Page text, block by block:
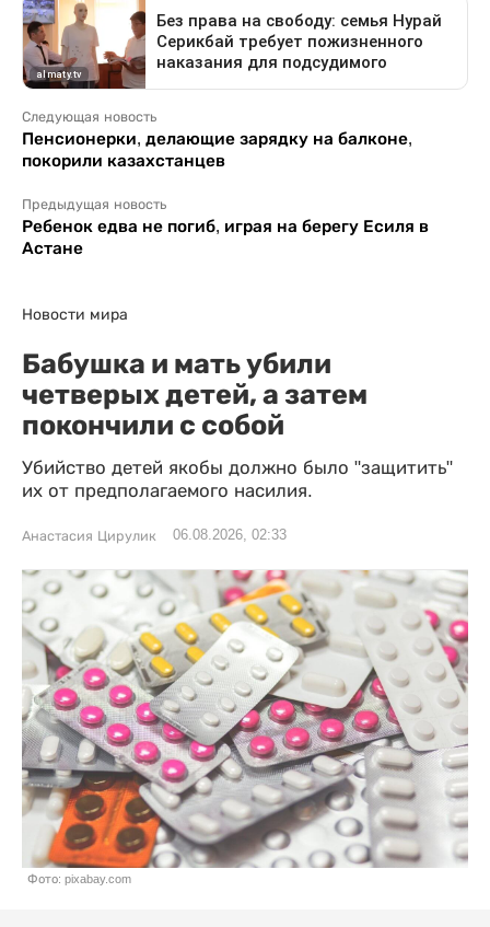
Следующая новость
Пенсионерки, делающие зарядку на балконе,
покорили казахстанцев
Предыдущая новость
Ребенок едва не погиб, играя на берегу Есиля в
Астане
Новости мира
Бабушка и мать убили
четверых детей, а затем
покончили с собой
Убийство детей якобы должно было "защитить"
их от предполагаемого насилия.
Анастасия Цирулик 06.08.2026, 02:33
Фото: pixabay.com